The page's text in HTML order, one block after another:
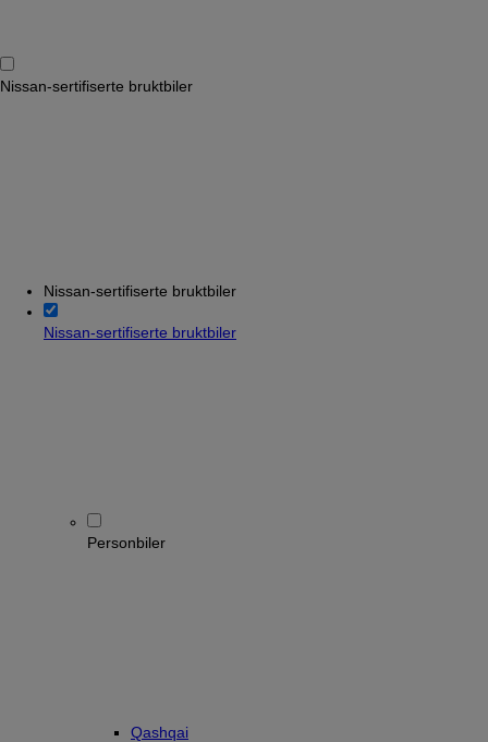
Nissan-sertifiserte bruktbiler
Nissan-sertifiserte bruktbiler
Nissan-sertifiserte bruktbiler
Personbiler
Qashqai